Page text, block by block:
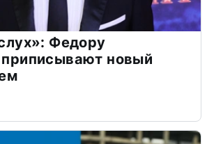
Федору
новый